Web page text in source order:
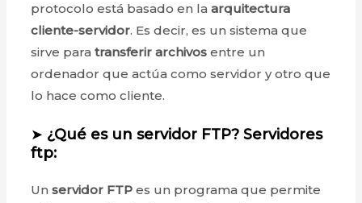
protocolo está basado en laarquitectura
cliente-servidor. Es decir, es un sistema que
sirve paratransferir archivos entre un
ordenador que actúa como servidor y otro que
lo hace como cliente.
➤ ¿Qué es un servidor FTP? Servidores
ftp:
Unservidor FTP es un programa que permite